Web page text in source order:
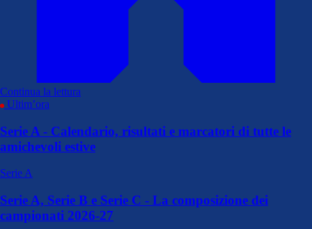
Continua la lettura
Ultim’ora
Serie A - Calendario, risultati e marcatori di tutte le
amichevoli estive
Serie A
Serie A, Serie B e Serie C - La composizione dei
campionati 2026-27